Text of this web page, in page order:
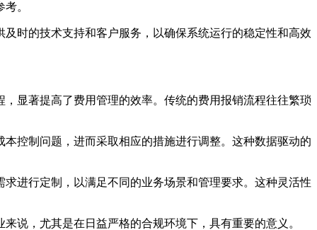
。
时的技术支持和客户服务，以确保系统运行的稳定性和高效
显著提高了费用管理的效率。传统的费用报销流程往往繁琐
控制问题，进而采取相应的措施进行调整。这种数据驱动的
进行定制，以满足不同的业务场景和管理要求。这种灵活性
说，尤其是在日益严格的合规环境下，具有重要的意义。